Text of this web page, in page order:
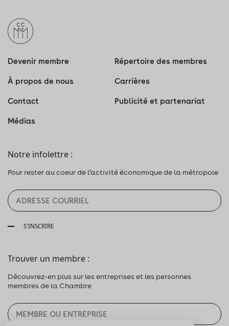
Devenir membre Répertoire des membres
À propos de nous Carrières
Contact Publicité et partenariat
Médias
Notre infolettre :
Pour rester au coeur de l’activité économique de la métropole
S'INSCRIRE
Trouver un membre :
Découvrez-en plus sur les entreprises et les personnes
membres de la Chambre